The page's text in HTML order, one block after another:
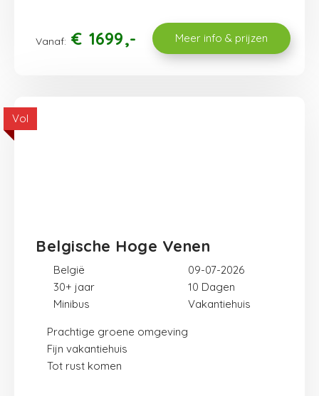
Vanaf: € 1699 Meer info & prijzen
Belgische Hoge Venen
30+ jaar 10
09-07-2026
Minibus Vakantiehuis
België
Vol
Prachtige groene omgeving
Fijn vakantiehuis
Tot rust komen